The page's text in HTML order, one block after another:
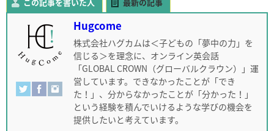
この記事を書いた人 最新の記事
Hugcome
株式会社ハグカムは＜子どもの「夢中の力」を
信じる＞を理念に、オンライン英会話
「GLOBAL CROWN（グローバルクラウン）」運
営しています。できなかったことが「でき
た！」、分からなかったことが「分かった！」
という経験を積んでいけるような学びの機会を
提供したいと考えています。